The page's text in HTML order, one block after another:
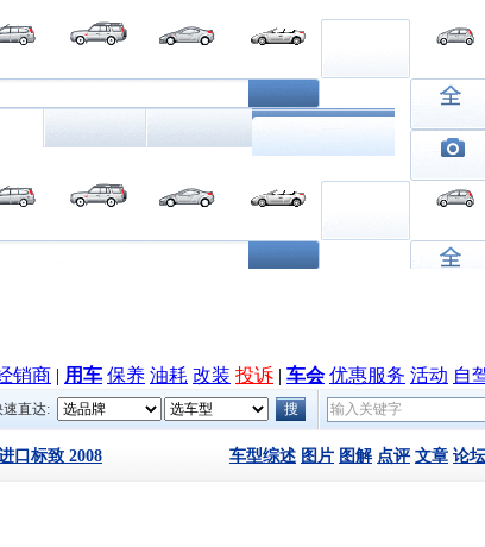
销商 | 用车 保养 油耗 改装 投诉 | 车会 优惠服务 活动 自
速直达:
车型综述 图片 图解 点评 文章 论坛
口标致 2008